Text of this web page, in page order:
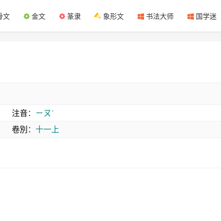
文 金文 篆隶 象形文 书法大师 国学迷
注音： ㄧㄡˊ
卷別： 十一上